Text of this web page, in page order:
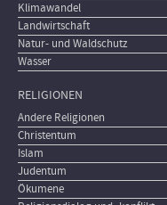
Klimawandel
Landwirtschaft
Natur- und Waldschutz
Wasser
RELIGIONEN
Andere Religionen
Christentum
Islam
Judentum
Ökumene